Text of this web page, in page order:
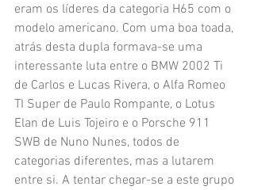
eram os líderes da categoria H65 com o
modelo americano. Com uma boa toada,
atrás desta dupla formava-se uma
interessante luta entre o BMW 2002 Ti
de Carlos e Lucas Rivera, o Alfa Romeo
TI Super de Paulo Rompante, o Lotus
Elan de Luis Tojeiro e o Porsche 911
SWB de Nuno Nunes, todos de
categorias diferentes, mas a lutarem
entre si. A tentar chegar-se a este grupo